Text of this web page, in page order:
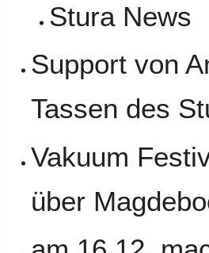
Stura News
Support von
Tassen des
Vakuum
über